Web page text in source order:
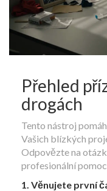
Přehled
drogách
Tento nástroj
Vašich blízkých
Odpovězte na
profesionální pomoc.
1. Věnujete první